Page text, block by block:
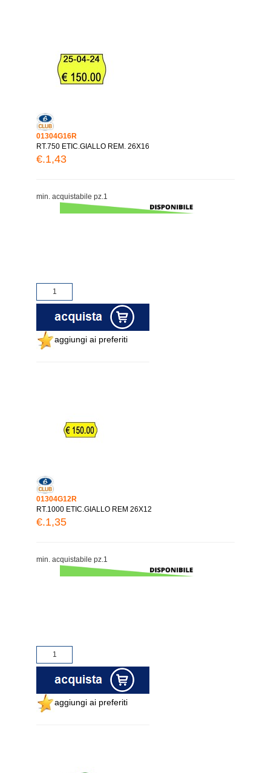
01304G16R
RT.750 ETIC.GIALLO REM. 26X16
€.1,43
min. acquistabile pz.1
aggiungi ai preferiti
01304G12R
RT.1000 ETIC.GIALLO REM 26X12
€.1,35
min. acquistabile pz.1
aggiungi ai preferiti